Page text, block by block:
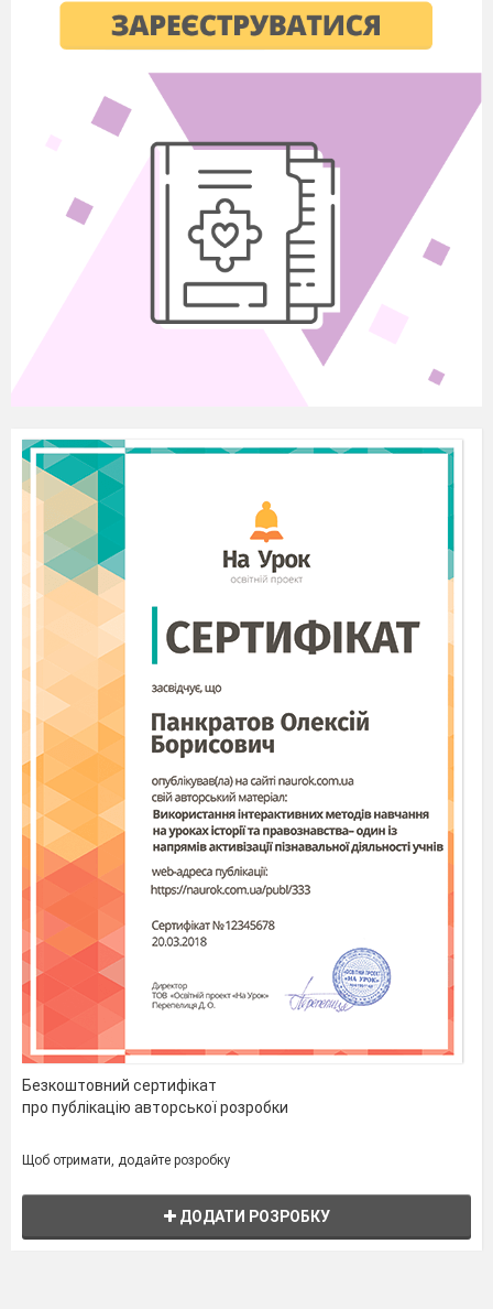
Безкоштовний сертифікат
про публікацію авторської розробки
Щоб отримати, додайте розробку
ДОДАТИ РОЗРОБКУ